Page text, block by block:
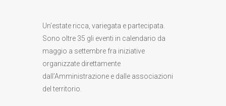
Un’estate ricca, variegata e partecipata.
Sono oltre 35 gli eventi in calendario da
maggio a settembre fra iniziative
organizzate direttamente
dall’Amministrazione e dalle associazioni
del territorio.